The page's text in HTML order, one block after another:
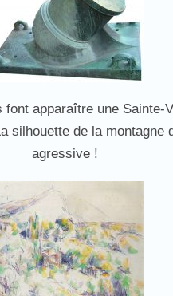
font apparaître une Sainte-
silhouette de la montagne
agressive !